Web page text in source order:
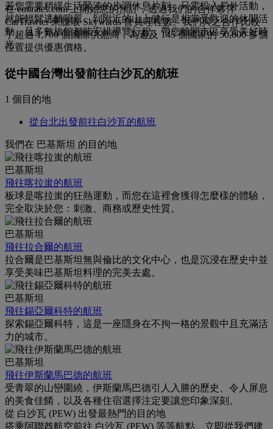
若您需要稍緩生活緊湊的步調休息片刻，只需投入戶外活動，
就能輕鬆逃離喧囂。到附近的山上健行是相當受歡迎的休閒活
動，且多數旅館都能安排導覽行程，帶您離開市區享受美好時
光。
在 emirates.com 上開始您的預訂，透過我們的合作夥伴
CarTrawler 來賺取 Skywards 會員哩程數。我們與之合作比較
了超過 1,700 個國際供應商，為遍及 145 個國家的 50,000 多個
位置提供優惠價格。
從中國台灣出發前往白沙瓦的航班
1 個目的地
從台北出發前往白沙瓦的航班
我們在 巴基斯坦 的目的地
巴基斯坦
飛往喀拉蚩的航班
板球是喀拉蚩的狂熱運動，而您在這裡會獲得怎麼樣的體驗，
完全取決於您：刺激、商務或歷史性質。
巴基斯坦
飛往拉合爾的航班
拉合爾是巴基斯坦無與倫比的文化中心，也是沉浸在歷史中並
享受美味巴基斯坦料理的完美去處。
巴基斯坦
飛往錫亞爾科特的航班
探索錫亞爾科特，這是一座隱身在不拘一格的景觀中且充滿活
力的城市。
巴基斯坦
飛往伊斯蘭馬巴德的航班
受青翠的山巒圍繞，伊斯蘭馬巴德引人入勝的歷史、令人屏息
的美食佳餚，以及各種住宿選擇注定要讓您印象深刻。
從 白沙瓦 (PEW) 出發最熱門的目的地
搭乘阿聯酋航空前往 白沙瓦 (PEW) 等等航點。立即從我們建